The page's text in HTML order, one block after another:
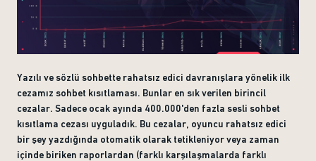
Yazılı ve sözlü sohbette rahatsız edici davranışlara yönelik ilk
cezamız sohbet kısıtlaması. Bunlar en sık verilen birincil
cezalar. Sadece ocak ayında 400.000'den fazla sesli sohbet
kısıtlama cezası uyguladık. Bu cezalar, oyuncu rahatsız edici
bir şey yazdığında otomatik olarak tetikleniyor veya zaman
içinde biriken raporlardan (farklı karşılaşmalarda farklı